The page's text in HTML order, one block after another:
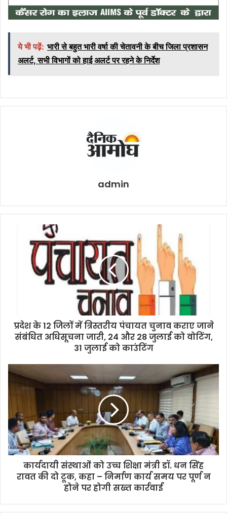
ये भी पढ़ें: भारी से बहुत भारी वर्षा की चेतावनी के बीच जिला प्रशासन
अलर्ट, सभी विभागों को हाई अलर्ट पर रहने के निर्देश
admin
प्रदेश के 12 जिलों में त्रिस्तरीय पंचायत चुनाव कराए जाने
संबंधित अधिसूचना जारी, 24 और 28 जुलाई को वोटिंग,
31 जुलाई को काउंटिंग
कार्यदायी संस्थाओं को उच्च शिक्षा मंत्री डॉ. धन सिंह
रावत की दो टूक, कहा – निर्माण कार्य समय पर पूर्ण न
होने पर होगी सख्त कार्रवाई